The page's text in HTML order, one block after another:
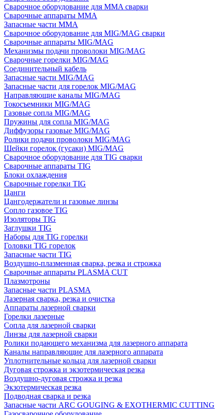
Сварочное оборудование для MMA сварки
Сварочные аппараты MMA
Запасные части MMA
Сварочное оборудование для MIG/MAG сварки
Сварочные аппараты MIG/MAG
Механизмы подачи проволоки MIG/MAG
Сварочные горелки MIG/MAG
Соединительный кабель
Запасные части MIG/MAG
Запасные части для горелок MIG/MAG
Направляющие каналы MIG/MAG
Токосъемники MIG/MAG
Газовые сопла MIG/MAG
Пружины для сопла MIG/MAG
Диффузоры газовые MIG/MAG
Ролики подачи проволоки MIG/MAG
Шейки горелок (гусаки) MIG/MAG
Сварочное оборудование для TIG сварки
Сварочные аппараты TIG
Блоки охлаждения
Сварочные горелки TIG
Цанги
Цангодержатели и газовые линзы
Сопло газовое TIG
Изоляторы TIG
Заглушки TIG
Наборы для TIG горелки
Головки TIG горелок
Запасные части TIG
Воздушно-плазменная сварка, резка и строжка
Сварочные аппараты PLASMA CUT
Плазмотроны
Запасные части PLASMA
Лазерная сварка, резка и очистка
Аппараты лазерной сварки
Горелки лазерные
Сопла для лазерной сварки
Линзы для лазерной сварки
Ролики подающего механизма для лазерного аппарата
Каналы направляющие для лазерного аппарата
Уплотнительные кольца для лазерной сварки
Дуговая строжка и экзотермическая резка
Воздушно-дуговая строжка и резка
Экзотермическая резка
Подводная сварка и резка
Запасные части ARC GOUGING & EXOTHERMIC CUTTING